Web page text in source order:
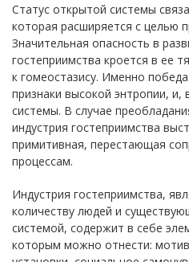
Статус открытой системы
которая расширяется с целью
Значительная опасность в
гостеприимства кроется в ее
к гомеостазису. Именно
признаки высокой энтропии, и,
системы. В случае
индустрия гостеприимства
примитивная, перестающая
процессам.
Индустрия гостеприимства,
количеству людей и
системой, содержит в себе
которым можно отнести: